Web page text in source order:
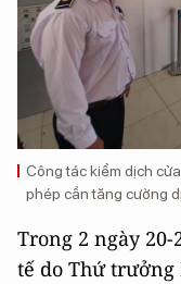
Công tác kiểm dịch
phép cần tăng cường
Trong 2 ngày 20-
tế do Thứ trưởng